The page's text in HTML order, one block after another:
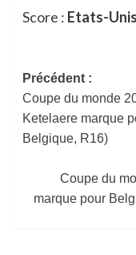
Score : Etats-
Navigation
d’article
Précédent :
Coupe du monde
Ketelaere marque
Belgique, R16)
Coupe du
marque pour